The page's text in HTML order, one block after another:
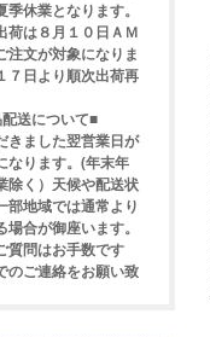
季休業となります。
荷は８月１０日ＡＭ
注文が対象になりま
日より順次出荷再
送について■
きました翌営業日が
なります。(年末年
除く）天候や配送状
部地域では通常より
場合が御座います。
質問はお手数です
のご連絡をお願い致